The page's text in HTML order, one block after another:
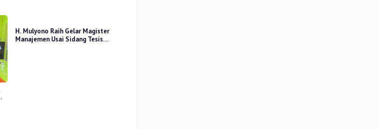
H. Mulyono Raih Gelar Magister
Manajemen Usai Sidang Tesis